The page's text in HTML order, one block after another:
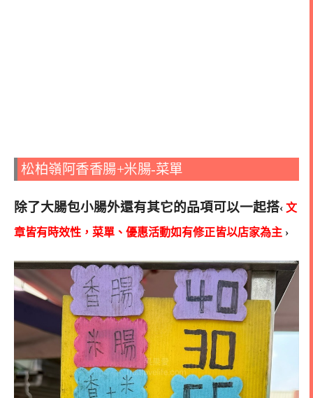
松柏嶺阿香香腸+米腸-菜單
除了大腸包小腸外還有其它的品項可以一起搭‹ 文
章皆有時效性，菜單、優惠活動如有修正皆以店家為主 ›